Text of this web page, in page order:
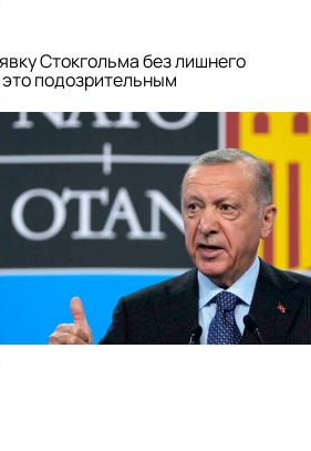
Стокгольма без лишнего
подозрительным